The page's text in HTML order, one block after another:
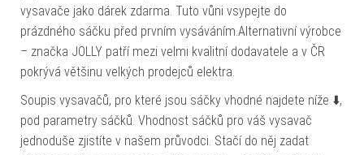
vysavače jako dárek zdarma. Tuto vůni vsypejte do
prázdného sáčku před prvním vysáváním.Alternativní výrobce
– značka JOLLY patří mezi velmi kvalitní dodavatele a v ČR
pokrývá většinu velkých prodejců elektra.
Soupis vysavačů, pro které jsou sáčky vhodné najdete níže ⬇️,
pod parametry sáčků. Vhodnost sáčků pro váš vysavač
jednoduše zjistíte v našem průvodci. Stačí do něj zadat